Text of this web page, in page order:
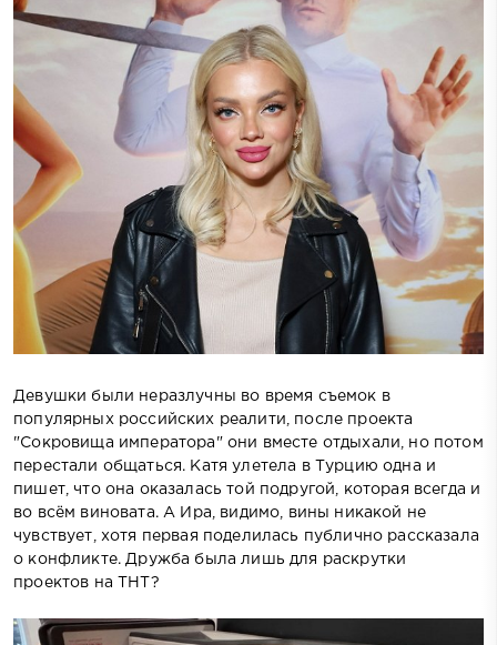
Девушки были неразлучны во время съемок в
популярных российских реалити, после проекта
"Сокровища императора" они вместе отдыхали, но потом
перестали общаться. Катя улетела в Турцию одна и
пишет, что она оказалась той подругой, которая всегда и
во всём виновата. А Ира, видимо, вины никакой не
чувствует, хотя первая поделилась публично рассказала
о конфликте. Дружба была лишь для раскрутки
проектов на ТНТ?